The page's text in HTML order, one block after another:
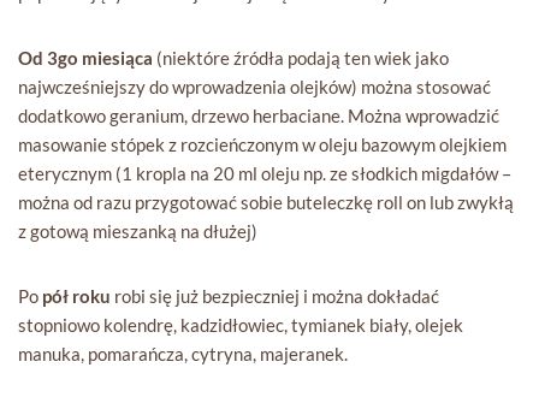
Od 3go miesiąca (niektóre źródła podają ten wiek jako
najwcześniejszy do wprowadzenia olejków) można stosować
dodatkowo geranium, drzewo herbaciane. Można wprowadzić
masowanie stópek z rozcieńczonym w oleju bazowym olejkiem
eterycznym (1 kropla na 20 ml oleju np. ze słodkich migdałów –
można od razu przygotować sobie buteleczkę roll on lub zwykłą
z gotową mieszanką na dłużej)
Po pół roku robi się już bezpieczniej i można dokładać
stopniowo kolendrę, kadzidłowiec, tymianek biały, olejek
manuka, pomarańcza, cytryna, majeranek.